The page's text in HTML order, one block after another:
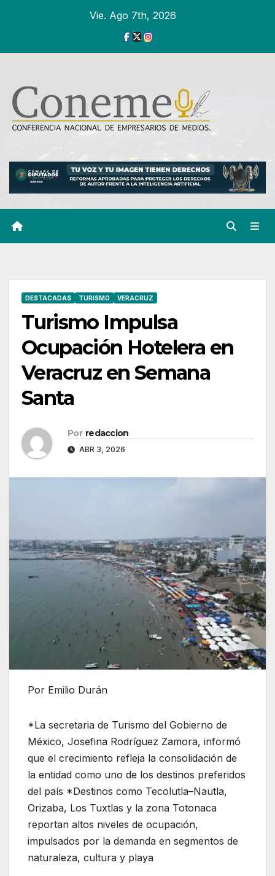
Vie. Ago 7th, 2026
DESTACADAS TURISMO VERACRUZ
Turismo Impulsa
Ocupación Hotelera en
Veracruz en Semana
Santa
Por redaccion
ABR 3, 2026
Por Emilio Durán
*La secretaria de Turismo del Gobierno de
México, Josefina Rodríguez Zamora, informó
que el crecimiento refleja la consolidación de
la entidad como uno de los destinos preferidos
del país *Destinos como Tecolutla–Nautla,
Orizaba, Los Tuxtlas y la zona Totonaca
reportan altos niveles de ocupación,
impulsados por la demanda en segmentos de
naturaleza, cultura y playa